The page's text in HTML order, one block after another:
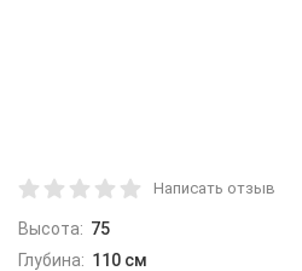
Написать отзыв
Высота: 75
Глубина: 110 см